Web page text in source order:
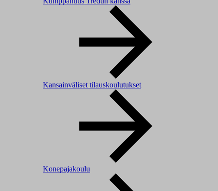
Kansainväliset tilauskoulutukset
Konepajakoulu